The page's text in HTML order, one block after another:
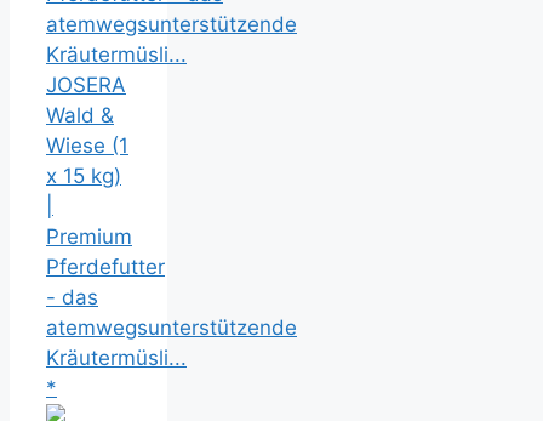
JOSERA
Wald &
Wiese (1
x 15 kg)
Premium
Pferdefutter
- das
atemwegsunterstützende
Kräutermüsli...
*